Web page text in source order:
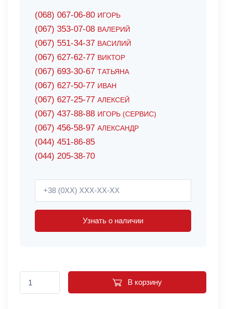
(068) 067-06-80 ИГОРЬ
(067) 353-07-08 ВАЛЕРИЙ
(067) 551-34-37 ВАСИЛИЙ
(067) 627-62-77 ВИКТОР
(067) 693-30-67 ТАТЬЯНА
(067) 627-50-77 ИВАН
(067) 627-25-77 АЛЕКСЕЙ
(067) 437-88-88 ИГОРЬ (СЕРВИС)
(067) 456-58-97 АЛЕКСАНДР
(044) 451-86-85
(044) 205-38-70
Узнать о наличии
В корзину